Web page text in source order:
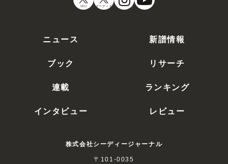
CDJ オーディオ
ニュース
新譜情報
ブック
リサーチ
連載
ランキング
インタビュー
レビュー
株式会社シーディージャーナル
〒101-0035